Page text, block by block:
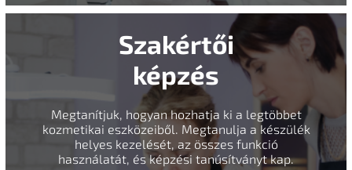
Szakértői
képzés
Megtanítjuk, hogyan hozhatja ki a legtöbbet
kozmetikai eszközeiből. Megtanulja a készülék
helyes kezelését, az összes funkció
használatát, és képzési tanúsítványt kap.